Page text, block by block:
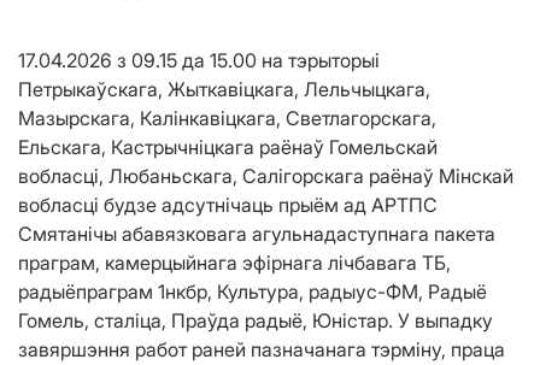
17.04.2026 з 09.15 да 15.00 на тэрыторыі
Петрыкаўскага, Жыткавіцкага, Лельчыцкага,
Мазырскага, Калінкавіцкага, Светлагорскага,
Ельскага, Кастрычніцкага раёнаў Гомельскай
вобласці, Любаньскага, Салігорскага раёнаў Мінскай
вобласці будзе адсутнічаць прыём ад АРТПС
Смятанічы абавязковага агульнадаступнага пакета
праграм, камерцыйнага эфірнага лічбавага ТБ,
радыёпраграм 1нкбр, Культура, радыус-ФМ, Радыё
Гомель, сталіца, Праўда радыё, Юністар. У выпадку
завяршэння работ раней пазначанага тэрміну, праца